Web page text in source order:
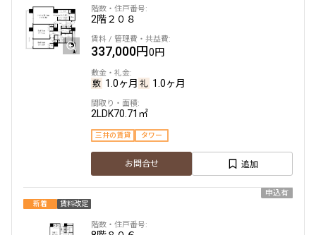
2階２０８
337,000円0円
1.0ヶ月 1.0ヶ月
2LDK70.71㎡
三井の賃貸 タワー
お問合せ 追加
新着 賃料改定
申込有